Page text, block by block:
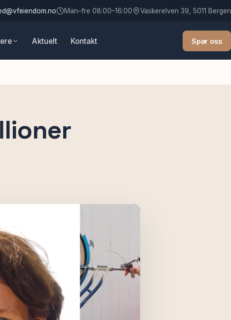
Man–fre 08:00–16:00 Vaskerelven 39, 5011 Bergen
Aktuelt Kontakt Spør oss